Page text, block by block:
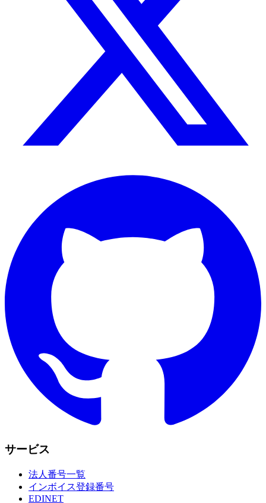
サービス
法人番号一覧
インボイス登録番号
EDINET